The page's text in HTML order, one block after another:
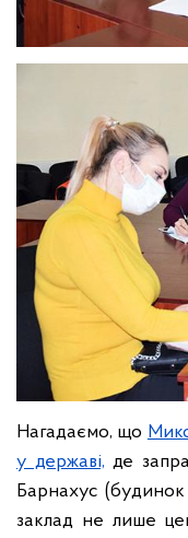
Нагадаємо, що
у державі, де
Барнахус
заклад не лише